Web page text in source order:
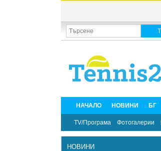
НАЧАЛО НОВИНИ БГ
TV/Програма Фотогалерии
НОВИНИ